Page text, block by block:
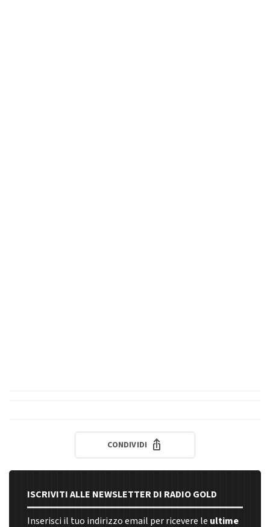
CONDIVIDI
ISCRIVITI ALLE NEWSLETTER DI RADIO GOLD
Inserisci il tuo indirizzo email per ricevere le ultime